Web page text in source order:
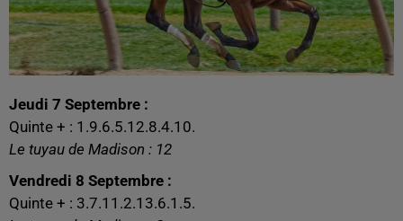
Jeudi 7 Septembre :
Quinte + : 1.9.6.5.12.8.4.10.
Le tuyau de Madison : 12
Vendredi 8 Septembre :
Quinte + : 3.7.11.2.13.6.1.5.